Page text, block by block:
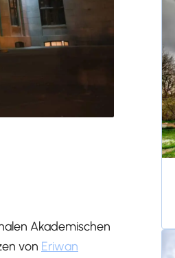
Akademischen
von Eriwan